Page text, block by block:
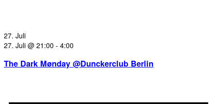
27. Juli
27. Juli @ 21:00 - 4:00
The Dark Mønday @Dunckerclub Berlin